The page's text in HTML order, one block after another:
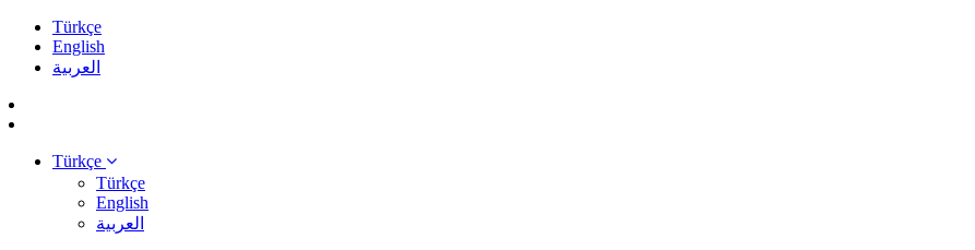
Türkçe
English
العربية
Türkçe
Türkçe
English
العربية